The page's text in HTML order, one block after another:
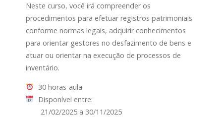
Neste curso, você irá compreender os
procedimentos para efetuar registros patrimoniais
conforme normas legais, adquirir conhecimentos
para orientar gestores no desfazimento de bens e
atuar ou orientar na execução de processos de
inventário.
30 horas-aula
Disponível entre:
21/02/2025 a 30/11/2025